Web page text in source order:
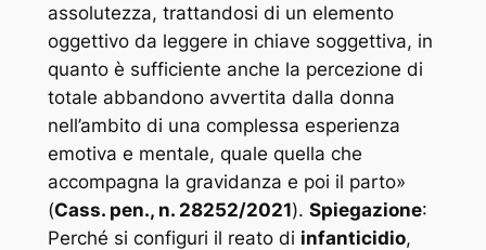
assolutezza, trattandosi di un elemento
oggettivo da leggere in chiave soggettiva, in
quanto è sufficiente anche la percezione di
totale abbandono avvertita dalla donna
nell’ambito di una complessa esperienza
emotiva e mentale, quale quella che
accompagna la gravidanza e poi il parto»
(Cass. pen., n. 28252/2021). Spiegazione:
Perché si configuri il reato di infanticidio,